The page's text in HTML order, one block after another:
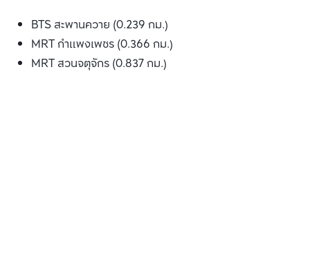
BTS สะพานควาย (0.239 กม.)
MRT กำแพงเพชร (0.366 กม.)
MRT สวนจตุจักร (0.837 กม.)